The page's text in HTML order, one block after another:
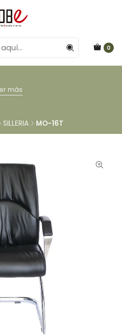
0
más
SILLERIA MO-16T